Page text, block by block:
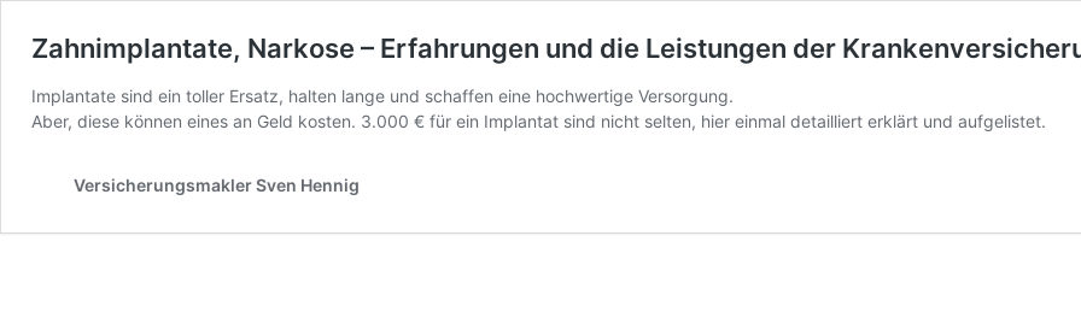
Zahnimplantate, Narkose – Erfahrungen und die Leistungen der
Implantate sind ein toller Ersatz, halten lange und schaffen eine hochwertige Versorgung.
Aber, diese können eines an Geld kosten. 3.000 € für ein Implantat sind nicht selten, hier einmal detailliert erklärt und aufgelistet.
Versicherungsmakler Sven Hennig